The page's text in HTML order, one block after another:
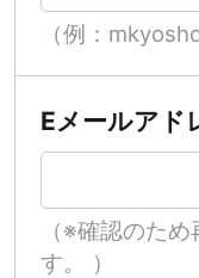
（例：
Eメールアド
（※確認のた
す。 ）